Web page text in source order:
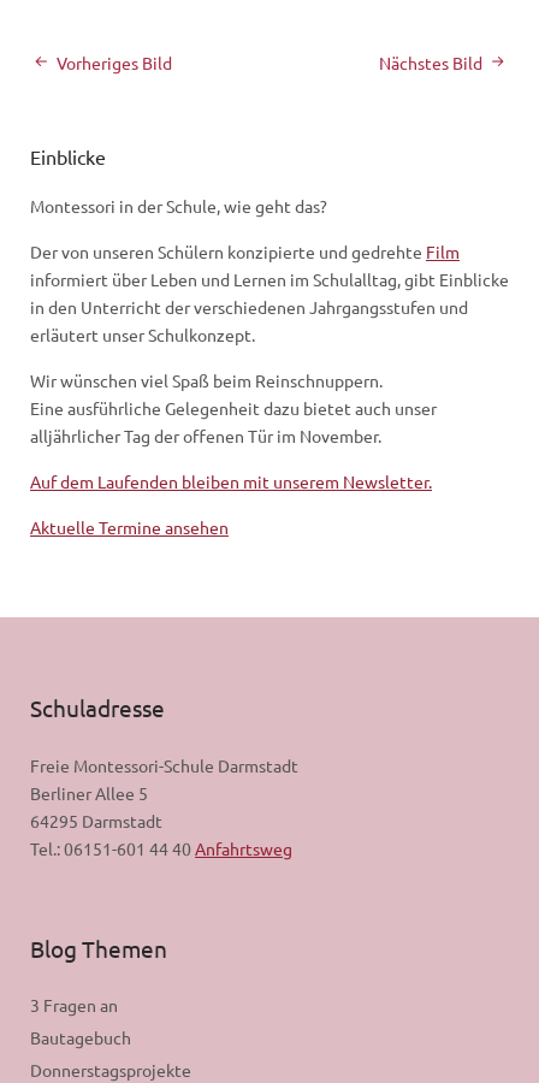
Nächstes Bild
Vorheriges Bild
Einblicke
Montessori in der Schule, wie geht das?
Der von unseren Schülern konzipierte und gedrehte Film
informiert über Leben und Lernen im Schulalltag, gibt Einblicke
in den Unterricht der verschiedenen Jahrgangsstufen und
erläutert unser Schulkonzept.
Wir wünschen viel Spaß beim Reinschnuppern.
Eine ausführliche Gelegenheit dazu bietet auch unser
alljährlicher Tag der offenen Tür im November.
Auf dem Laufenden bleiben mit unserem Newsletter.
Aktuelle Termine ansehen
Schuladresse
Freie Montessori-Schule Darmstadt
Berliner Allee 5
64295 Darmstadt
Tel.: 06151-601 44 40Anfahrtsweg
Blog Themen
3 Fragen an
Bautagebuch
Donnerstagsprojekte